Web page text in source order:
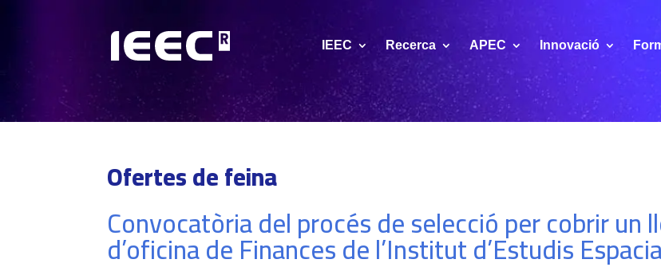
IEEC Recerca APEC Innovació
Ofertes de feina
Convocatòria del procés de selecció per cobrir un
d’oficina de Finances de l’Institut d’Estudis